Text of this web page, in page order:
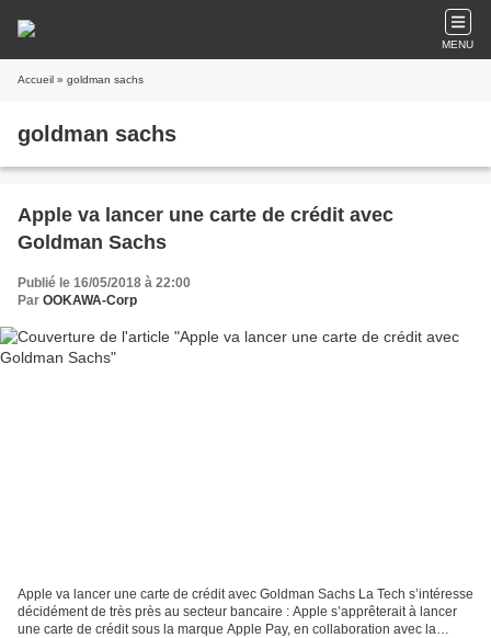
MENU
Accueil » goldman sachs
goldman sachs
Apple va lancer une carte de crédit avec
Goldman Sachs
Publié le 16/05/2018 à 22:00
Par OOKAWA-Corp
Apple va lancer une carte de crédit avec Goldman Sachs La Tech s’intéresse
décidément de très près au secteur bancaire : Apple s’apprêterait à lancer
une carte de crédit sous la marque Apple Pay, en collaboration avec la